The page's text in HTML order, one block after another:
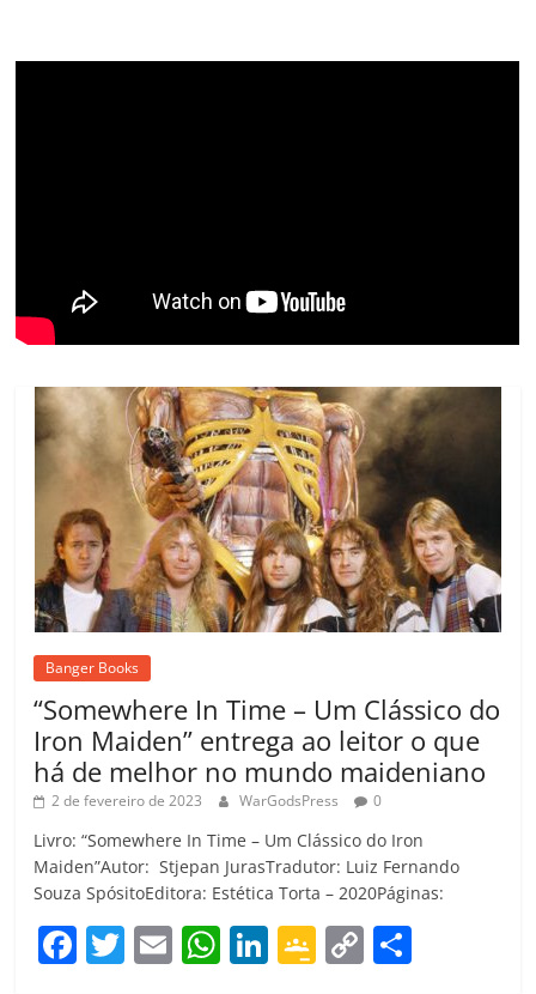
b A dI e
m
Li ar
Banger Books
“Somewhere In Time – Um Clássico do
Iron Maiden” entrega ao leitor o que
há de melhor no mundo maideniano
2 de fevereiro de 2023 WarGodsPress 0
Livro: “Somewhere In Time – Um Clássico do Iron
Maiden”Autor: Stjepan JurasTradutor: Luiz Fernando
Souza SpósitoEditora: Estética Torta – 2020Páginas:
F T E W Li G C